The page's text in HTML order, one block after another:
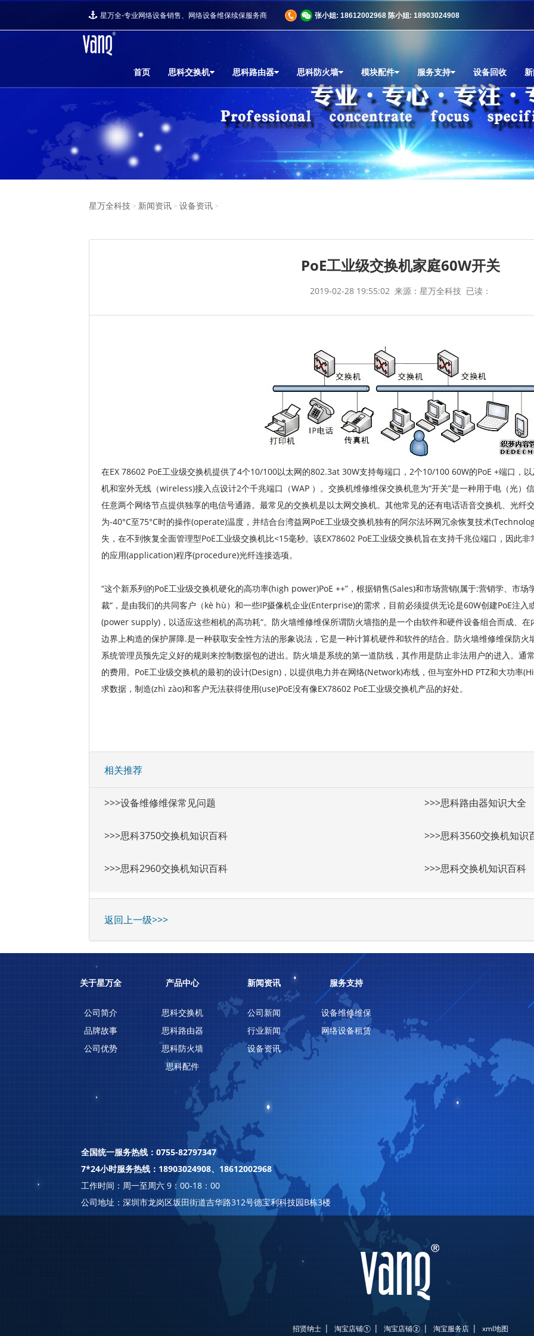
星万全-专业网络设备销售、网络设备维保续保服务商 张小姐: 18612002968 陈小姐: 18903024908
首页 思科交换机 思科路由器 思科防火墙 模块配件 服务支持 设备回收
星万全科技 > 新闻资讯 >设备资讯 >
PoE工业级交换机家庭60W开关
2019-02-28 19:55:02 来源：星万全科技 已读：
在EX 78602 PoE工业级交换机提供了4个10/100以太网的802.3at 30W支持每端口，2个10/100 60W的PoE +端口，
机和室外无线（wireless)接入点设计2个千兆端口（WAP ）。交换机维修维保交换机意为“开关”是一种用于电（光）
任意两个网络节点提供独享的电信号通路。最常见的交换机是以太网交换机。其他常见的还有电话语音交换机、光纤
为-40°C至75°C时的操作(operate)温度，并结合台湾益网PoE工业级交换机独有的阿尔法环网冗余恢复技术
失，在不到恢复全面管理型PoE工业级交换机比<15毫秒。该EX78602 PoE工业级交换机旨在支持千兆位端口，因此
的应用(application)程序(procedure)光纤连接选项。
“这个新系列的PoE工业级交换机硬化的高功率(high power)PoE ++”，根据销售(Sales)和市场营销(属于:营销学、市
裁“，是由我们的共同客户（kè hù）和一些IP摄像机企业(Enterprise)的需求，目前必须提供无论是60W创建PoE注
(power supply)，以适应这些相机的高功耗“。防火墙维修维保所谓防火墙指的是一个由软件和硬件设备组合而成、
边界上构造的保护屏障.是一种获取安全性方法的形象说法，它是一种计算机硬件和软件的结合。防火墙维修维保防
系统管理员预先定义好的规则来控制数据包的进出。防火墙是系统的第一道防线，其作用是防止非法用户的进入。通
的费用。PoE工业级交换机的最初的设计(Design)，以提供电力并在网络(Network)布线，但与室外HD PTZ和大功率
求数据，制造(zhì zào)和客户无法获得使用(use)PoE没有像EX78602 PoE工业级交换机产品的好处。
相关推荐
>>>设备维修维保常见问题 >>>思科路由器知识大全
>>>思科3750交换机知识百科 >>>思科3560交换机知识
>>>思科2960交换机知识百科 >>>思科交换机知识百科
返回上一级>>>
关于星万全 产品中心 新闻资讯 服务支持
公司简介
品牌故事
公司优势
思科交换机
思科路由器
思科防火墙
思科配件
公司新闻
行业新闻
设备资讯
设备维修维保
网络设备租赁
全国统一服务热线：0755-82797347
7*24小时服务热线：18903024908、18612002968
工作时间：周一至周六 9：00-18：00
公司地址：深圳市龙岗区坂田街道吉华路312号德宝利科技园B栋3楼
招贤纳士 | 淘宝店铺① | 淘宝店铺② | 淘宝服务店 | xml地图